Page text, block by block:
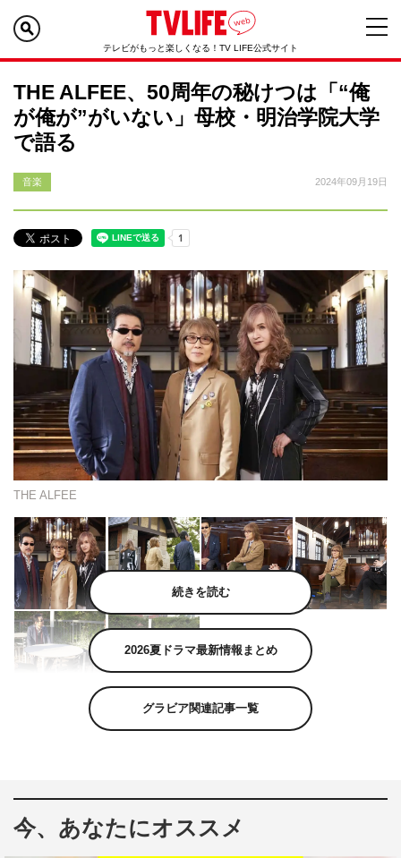
テレビがもっと楽しくなる！TV LIFE公式サイト
THE ALFEE、50周年の秘けつは「“俺
が俺が”がいない」母校・明治学院大学
で語る
音楽 2024年09月19日
THE ALFEE
今年デビュー50周年を迎えたTHE ALFEEを特集する2時
つ、研ナオコら彼らをよく知る人物に“50年も続いた理
由”“50年目の真実”を分析してもらう。結成の地・明治学院
続きを読む
2026夏ドラマ最新情報まとめ
グラビア関連記事一覧
今、あなたにオススメ